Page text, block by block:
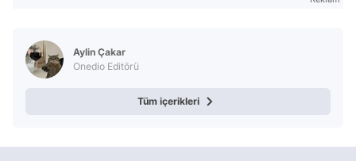
Aylin Çakar
Onedio Editörü
Tüm içerikleri